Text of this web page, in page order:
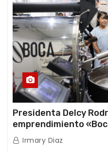
Presidenta Delcy
emprendimiento
producción nacional
internacionales
Irmary Diaz